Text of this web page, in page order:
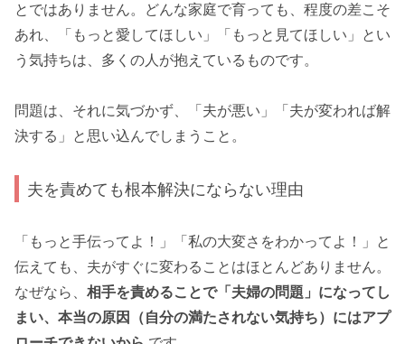
とではありません。どんな家庭で育っても、程度の差こそ
あれ、「もっと愛してほしい」「もっと見てほしい」とい
う気持ちは、多くの人が抱えているものです。
問題は、それに気づかず、「夫が悪い」「夫が変われば解
決する」と思い込んでしまうこと。
夫を責めても根本解決にならない理由
「もっと手伝ってよ！」「私の大変さをわかってよ！」と
伝えても、夫がすぐに変わることはほとんどありません。
なぜなら、 相手を責めることで「夫婦の問題」になってし
まい、本当の原因（自分の満たされない気持ち）にはアプ